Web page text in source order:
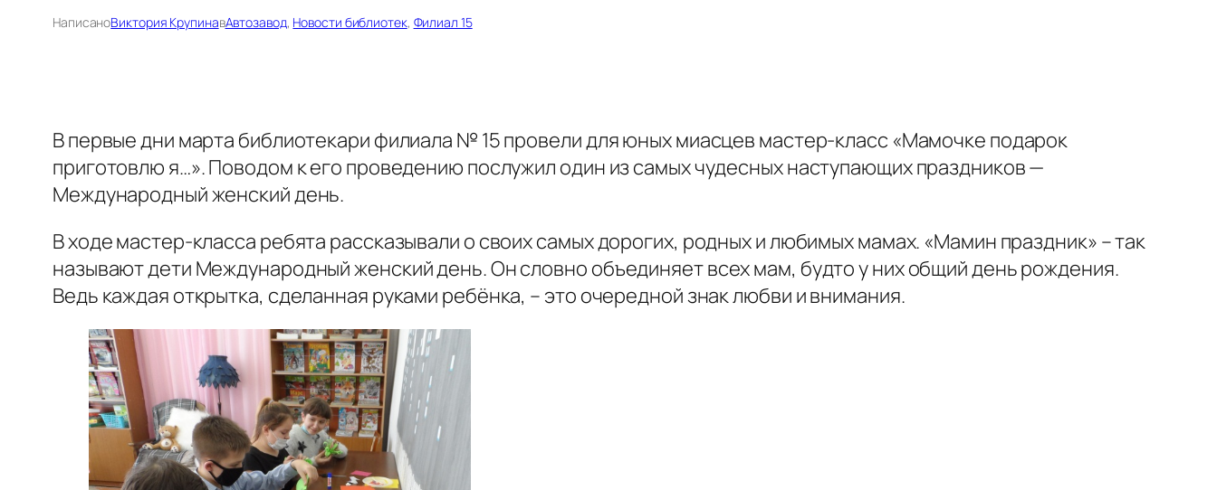
НаписаноВиктория КрупинавАвтозавод, Новости библиотек, Филиал 15
В первые дни марта библиотекари филиала № 15 провели для юных миасцев мастер-класс «Мамочке подарок
приготовлю я…». Поводом к его проведению послужил один из самых чудесных наступающих праздников —
Международный женский день.
В ходе мастер-класса ребята рассказывали о своих самых дорогих, родных и любимых мамах. «Мамин праздник» – так
называют дети Международный женский день. Он словно объединяет всех мам, будто у них общий день рождения.
Ведь каждая открытка, сделанная руками ребёнка, – это очередной знак любви и внимания.